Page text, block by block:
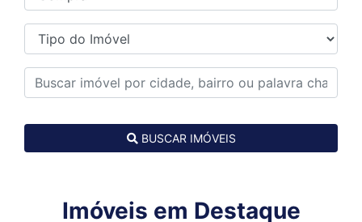
BUSCAR IMÓVEIS
Imóveis em Destaque